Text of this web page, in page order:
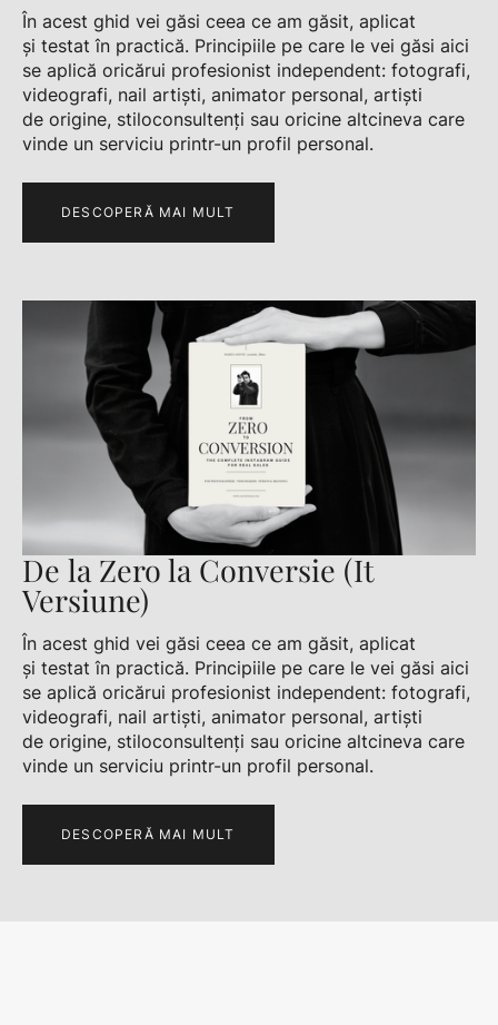
În acest ghid vei găsi ceea ce am găsit, aplicat
și testat în practică. Principiile pe care le vei găsi aici
se aplică oricărui profesionist independent: fotografi,
videografi, nail artiști, animator personal, artiști
de origine, stiloconsultenți sau oricine altcineva care
vinde un serviciu printr-un profil personal.
DESCOPERĂ MAI MULT
De la Zero la Conversie (It
Versiune)
În acest ghid vei găsi ceea ce am găsit, aplicat
și testat în practică. Principiile pe care le vei găsi aici
se aplică oricărui profesionist independent: fotografi,
videografi, nail artiști, animator personal, artiști
de origine, stiloconsultenți sau oricine altcineva care
vinde un serviciu printr-un profil personal.
DESCOPERĂ MAI MULT